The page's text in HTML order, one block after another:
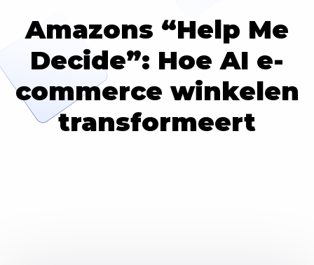
Amazons “Help Me
Decide”: Hoe AI e-
commerce winkelen
transformeert